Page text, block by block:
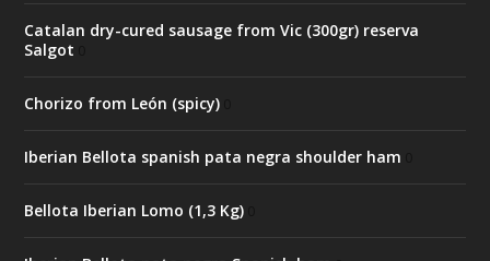
Catalan dry-cured sausage from Vic (300gr) reserva
Salgot
Chorizo from León (spicy)
Iberian Bellota spanish pata negra shoulder ham
Bellota Iberian Lomo (1,3 Kg)